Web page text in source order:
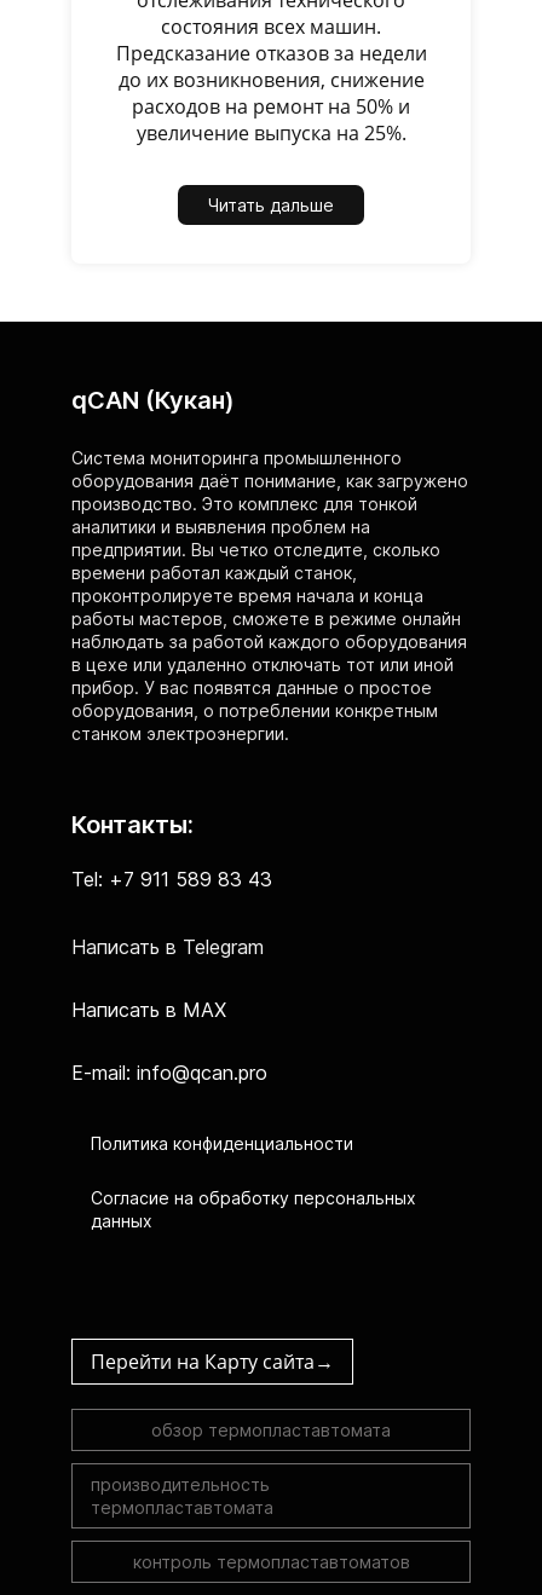
состояния всех машин.
Предсказание отказов за недели
до их возникновения, снижение
расходов на ремонт на 50% и
увеличение выпуска на 25%.
Читать дальше
qCAN (Кукан)
Система мониторинга промышленного
оборудования даёт понимание, как загружено
производство. Это комплекс для тонкой
аналитики и выявления проблем на
предприятии. Вы четко отследите, сколько
времени работал каждый станок,
проконтролируете время начала и конца
работы мастеров, сможете в режиме онлайн
наблюдать за работой каждого оборудования
в цехе или удаленно отключать тот или иной
прибор. У вас появятся данные о простое
оборудования, о потреблении конкретным
станком электроэнергии.
Контакты:
Tel: +7 911 589 83 43
Написать в Telegram
Написать в MAX
E-mail: info@qcan.pro
Политика конфиденциальности
Согласие на обработку персональных
данных
Перейти на Карту сайта→
обзор термопластавтомата
производительность
термопластавтомата
контроль термопластавтоматов